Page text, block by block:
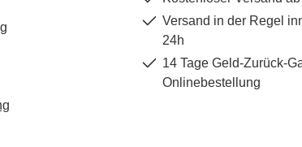
Versand in der Regel
24h
14 Tage Geld-Zurück-
Onlinebestellung